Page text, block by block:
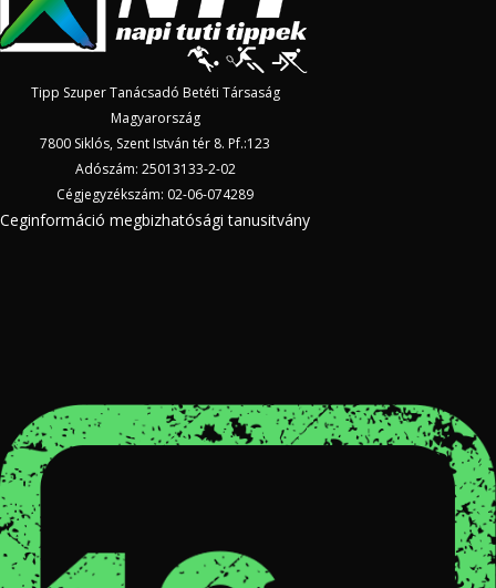
Tipp Szuper Tanácsadó Betéti Társaság
Magyarország
7800 Siklós, Szent István tér 8. Pf.:123
Adószám: 25013133-2-02
Cégjegyzékszám: 02-06-074289
Ceginformáció megbizhatósági tanusitvány